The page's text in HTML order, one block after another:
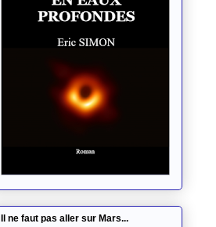
Il ne faut pas aller sur Mars...